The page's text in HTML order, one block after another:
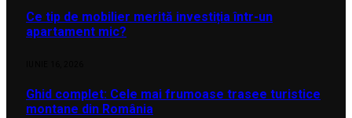
Ce tip de mobilier merită investiția într-un
apartament mic?
Ghid complet: Cele mai frumoase trasee turistice
montane din România